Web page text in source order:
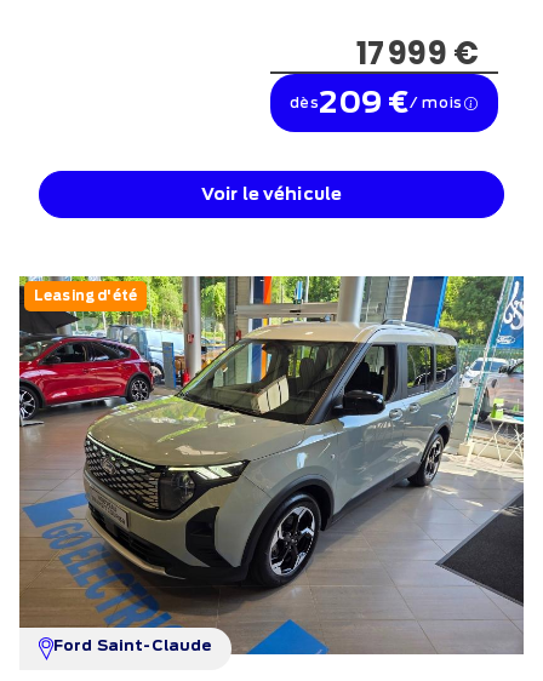
17 999 €
dès209 €/ mois
Voir le véhicule
Leasing d'été
Ford Saint-Claude